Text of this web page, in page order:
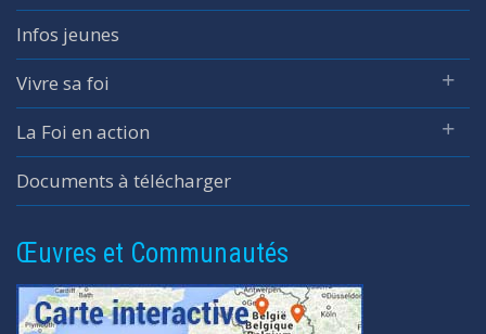
Infos jeunes
Vivre sa foi
La Foi en action
Documents à télécharger
Œuvres et Communautés